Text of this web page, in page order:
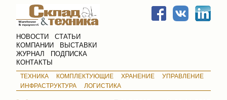
НОВОСТИ
СТАТЬИ
КОМПАНИИ
ВЫСТАВКИ
ЖУРНАЛ
ПОДПИСКА
КОНТАКТЫ
ТЕХНИКА КОМПЛЕКТУЮЩИЕ ХРАНЕНИЕ
УПРАВЛЕНИЕ
ИНФРАСТРУКТУРА
ЛОГИСТИКА